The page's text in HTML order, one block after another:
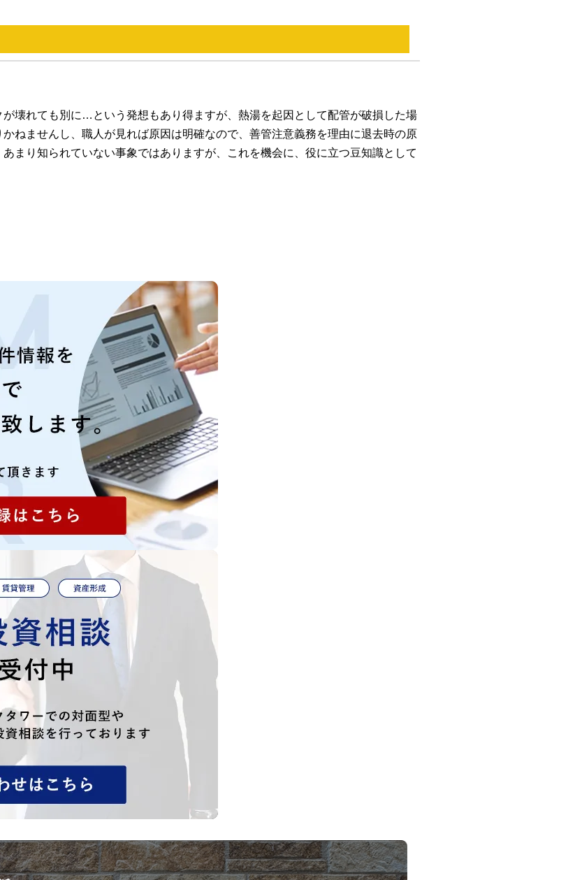
壊れても別に…という発想もあり得ますが、熱湯を起因として配管が破損した場
ねませんし、職人が見れば原因は明確なので、善管注意義務を理由に退去時の原
まり知られていない事象ではありますが、これを機会に、役に立つ豆知識として